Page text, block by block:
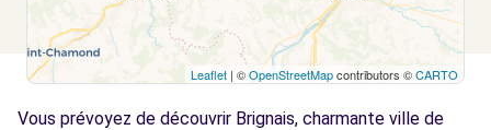
Voir l'agence
Free2Move Rent - GARAGE MORAT -
6.6
km
Leaflet | ©OpenStreetMapcontributors ©CARTO
Vous prévoyez de découvrir Brignais, charmante ville de